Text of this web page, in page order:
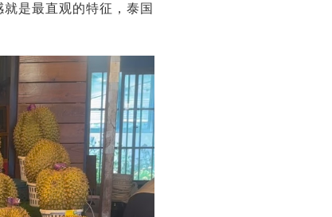
是最直观的特征，泰国